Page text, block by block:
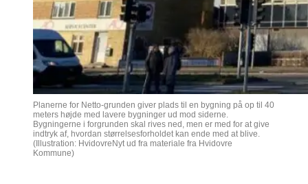
Planerne for Netto-grunden giver plads til en bygning på op til 40
meters højde med lavere bygninger ud mod siderne.
Bygningerne i forgrunden skal rives ned, men er med for at give
indtryk af, hvordan størrelsesforholdet kan ende med at blive.
(Illustration: HvidovreNyt ud fra materiale fra Hvidovre
Kommune)